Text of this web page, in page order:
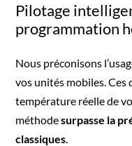
Pilotage
programmation
Nous préconisons
vos unités mobiles.
température réelle de
méthodesurpasse la
classiques.